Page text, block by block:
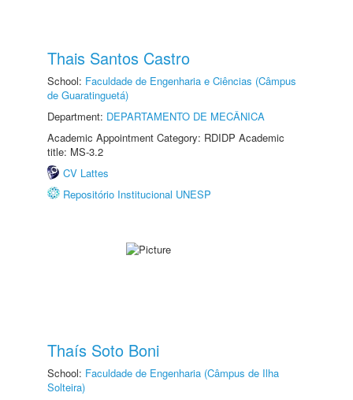
Thais Santos Castro
School: Faculdade de Engenharia e Ciências (Câmpus
de Guaratinguetá)
Department: DEPARTAMENTO DE MECÂNICA
Academic Appointment Category: RDIDP Academic
title: MS-3.2
CV Lattes
Repositório Institucional UNESP
Thaís Soto Boni
School: Faculdade de Engenharia (Câmpus de Ilha
Solteira)